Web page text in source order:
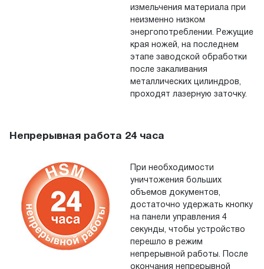
измельчения материала при
неизменно низком
энергопотреблении. Режущие
края ножей, на последнем
этапе заводской обработки
после закаливания
металлических цилиндров,
проходят лазерную заточку.
Непрерывная работа 24 часа
При необходимости
уничтожения больших
объемов документов,
достаточно удержать кнопку
на панели управления 4
секунды, чтобы устройство
перешло в режим
непрерывной работы. После
окончания непрерывной